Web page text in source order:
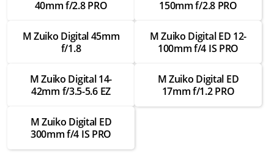
от 1 750 ₽
Замена байонета
Ремонт байонета
Замена контактов для передачи данных
от 3 000 ₽
40mm f/2.8 PRO
150mm f/2.8 PRO
M Zuiko Digital 45mm
f/1.8
M Zuiko Digital ED 12-
100mm f/4 IS PRO
M Zuiko Digital 14-
42mm f/3.5-5.6 EZ
M Zuiko Digital ED
17mm f/1.2 PRO
M Zuiko Digital ED
300mm f/4 IS PRO